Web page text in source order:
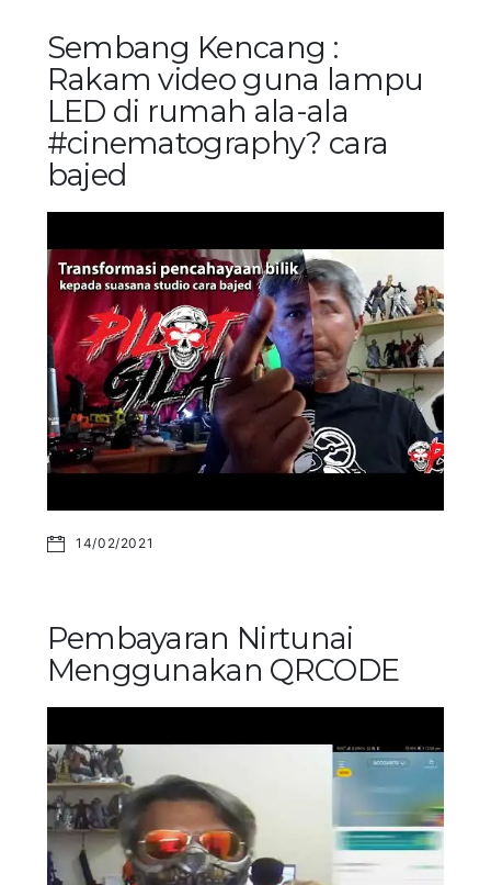
Sembang Kencang :
Rakam video guna lampu
LED di rumah ala-ala
#cinematography? cara
bajed
14/02/2021
Pembayaran Nirtunai
Menggunakan QRCODE